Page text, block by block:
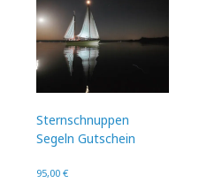
Sternschnuppen
Segeln Gutschein
95,00€